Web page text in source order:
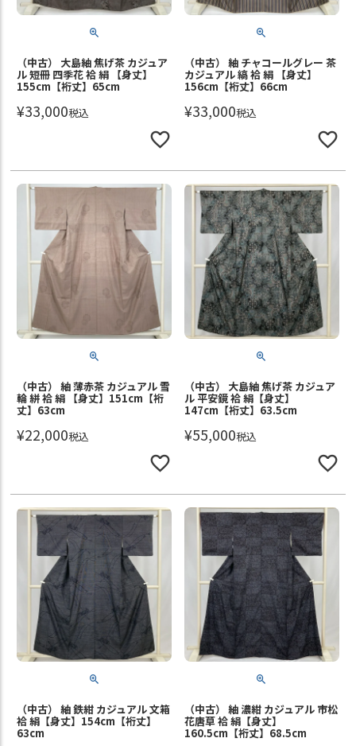
（中古） 大島紬 焦げ茶 カジュア
ル 短冊 四季花 袷 絹 【身丈】
155cm【裄丈】65cm
¥33,000税込
（中古） 紬 チャコールグレー 茶
カジュアル 縞 袷 絹 【身丈】
156cm【裄丈】66cm
¥33,000税込
（中古） 紬 薄赤茶 カジュアル 雪
輪 絣 袷 絹 【身丈】151cm【裄
丈】63cm
¥22,000税込
（中古） 大島紬 焦げ茶 カジュア
ル 平安鏡 袷 絹【身丈】
147cm【裄丈】63.5cm
¥55,000税込
（中古） 紬 鉄紺 カジュアル 文箱
袷 絹【身丈】154cm【裄丈】
63cm
（中古） 紬 濃紺 カジュアル 市松
花唐草 袷 絹【身丈】
160.5cm【裄丈】68.5cm